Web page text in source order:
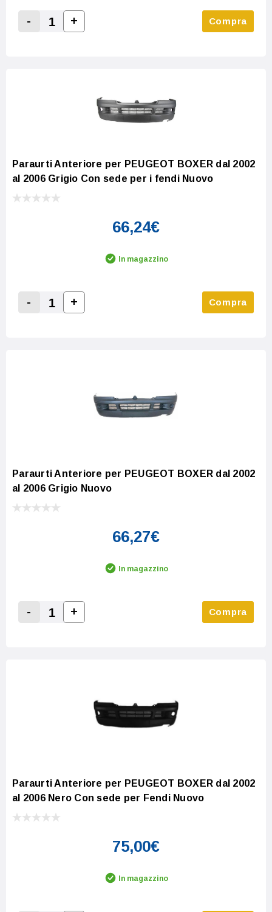
Decrease Quantity:
-
Increase Quantity:
+ Compra
Paraurti Anteriore per PEUGEOT BOXER dal 2002
al 2006 Grigio Con sede per i fendi Nuovo
66,24€
In magazzino
Decrease Quantity:
-
Increase Quantity:
+ Compra
Paraurti Anteriore per PEUGEOT BOXER dal 2002
al 2006 Grigio Nuovo
66,27€
In magazzino
Decrease Quantity:
-
Increase Quantity:
+ Compra
Paraurti Anteriore per PEUGEOT BOXER dal 2002
al 2006 Nero Con sede per Fendi Nuovo
75,00€
In magazzino